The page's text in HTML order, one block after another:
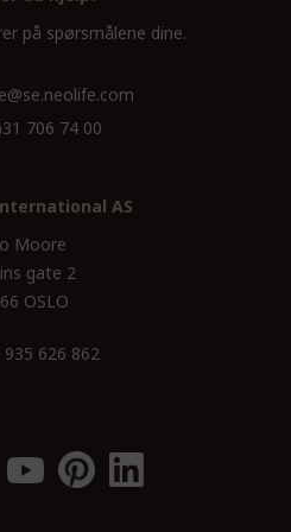
på spørsmålene dine.
706 74 00
AS
Moore
gate 2
OSLO
935 626 862